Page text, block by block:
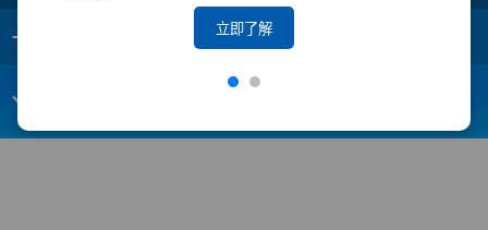
立即了解
+
webmaster@yuanta.com